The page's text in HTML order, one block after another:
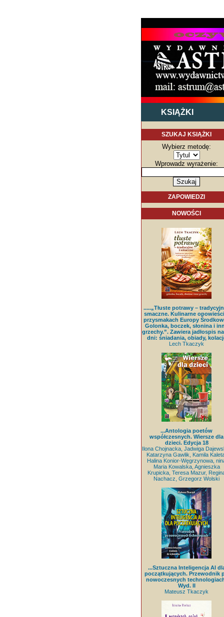
KSIĄŻKI
SZUKAJ KSIĄŻKI
Wybierz metodę:
Wprowadz wyrażenie:
ZAPOWIEDZI
NOWOŚCI
.....„Tłuste potrawy –
smaczne. Kulinarne
przysmakach Europy
Golonka, boczek, słonina i
grzechy.”. Zawiera jadłospis
dni: śniadania, obiady,
Lech Tkaczyk
...Antologia poetów
współczesnych. Wiersze dla
dzieci. Edycja 18
Ilona Chojnacka, Jadwiga
Katarzyna Gawlik, Kamila
Halina Konior-Węgrzynowa,
Maria Kowalska, Agnieszka
Krupicka, Teresa Mazur,
Nachacz, Grzegorz Wolski
...Sztuczna Inteligencja AI
początkujących. Przewodnik
nowoczesnych
Wyd. II
Mateusz Tkaczyk